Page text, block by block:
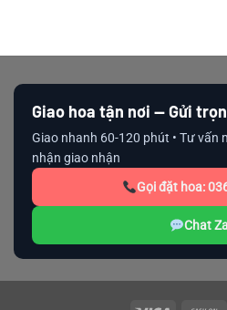
Giao hoa tận nơi — Gửi
Giao nhanh 60-120 phút • Tư vấn
nhận giao nhận
Gọi đặt hoa:
Chat